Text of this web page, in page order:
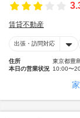
賃貸不動産
出張・訪問対応
住所
東京都豊
本日の営業状況 10:00〜